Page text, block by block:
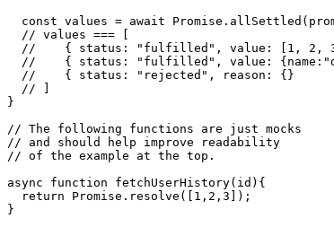
    // For testing only, let's throw.
    Promise.reject(new Error('an error'))
const values = await
  // values === [
//    { status: "fulfilled", value: [1, 2,
//    { status: "fulfilled", value:
  //    { status: "rejected", reason: {}
  // ]
}
// The following functions are just mocks
// and should help improve readability
// of the example at the top.
async function fetchUserHistory(id){